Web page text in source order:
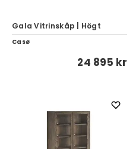
Gala Vitrinskåp | Högt
Casø
24 895 kr